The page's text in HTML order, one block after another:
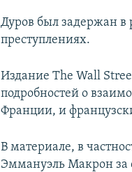
Дуров был задержан в
преступлениях.
Издание The Wall
подробностей о
Франции, и
В материале, в
Эммануэль Макрон за